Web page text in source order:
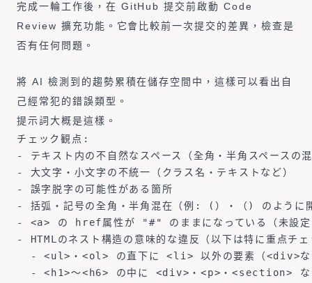
完成一輪工作後，在 GitHub 提交前啟動 Code
Review 擴充功能。它會比較前一次提交的差異，檢查是
否有任何問題。
將 AI 檢測到的趨勢累積在儲存空間中，這樣可以看出自
己經常犯的錯誤類型。
提示詞大概是這樣。
チェック観点:
- テキスト内の不自然なスペース（全角・半角スペースの
- 大文字・小文字の不統一（クラス名・テキストなど）
- 誤字脱字の可能性がある箇所
- 括弧・記号の全角・半角混在（例: (）・（) のように
- <a> の href属性が "#" のままになっている（未設定
- HTMLのネスト構造の意味的な違反（以下は特に重点チ
- <ul>・<ol> の直下に <li> 以外の要素（<div>な
- <h1>〜<h6> の中に <div>・<p>・<section> な